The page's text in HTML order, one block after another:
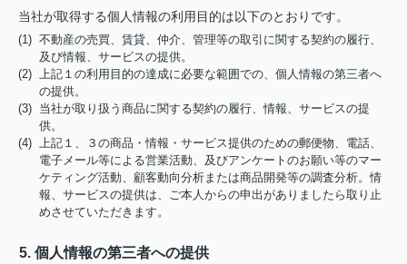
当社が取得する個人情報の利用目的は以下のとおりです。
(1) 不動産の売買、賃貸、仲介、管理等の取引に関する契約の履行、
及び情報、サービスの提供。
(2) 上記１の利用目的の達成に必要な範囲での、個人情報の第三者へ
の提供。
(3) 当社が取り扱う商品に関する契約の履行、情報、サービスの提
供。
(4) 上記１、３の商品・情報・サービス提供のための郵便物、電話、
電子メール等による営業活動、及びアンケートのお願い等のマー
ケティング活動、顧客動向分析または商品開発等の調査分析。情
報、サービスの提供は、ご本人からの申出がありましたら取り止
めさせていただきます。
5. 個人情報の第三者への提供